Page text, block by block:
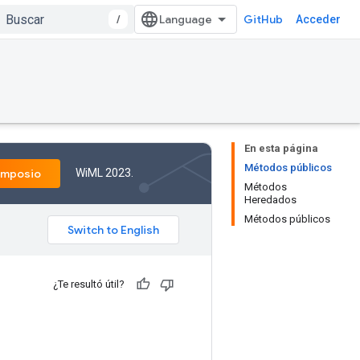
/ GitHub Acceder
En esta página
Métodos públicos
Métodos
Heredados
Métodos públicos
WiML 2023.
¿Te resultó útil?